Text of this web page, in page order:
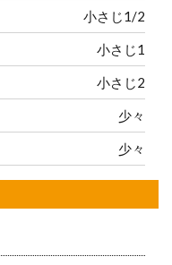
小さじ1/2
小さじ1
小さじ2
少々
少々